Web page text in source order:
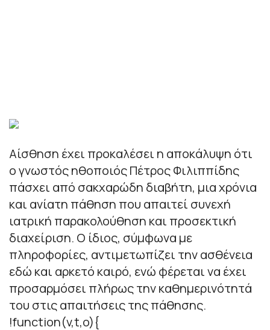
Αίσθηση έχει προκαλέσει η αποκάλυψη ότι
ο γνωστός ηθοποιός Πέτρος Φιλιππίδης
πάσχει από σακχαρώδη διαβήτη, μια χρόνια
και ανίατη πάθηση που απαιτεί συνεχή
ιατρική παρακολούθηση και προσεκτική
διαχείριση. Ο ίδιος, σύμφωνα με
πληροφορίες, αντιμετωπίζει την ασθένεια
εδώ και αρκετό καιρό, ενώ φέρεται να έχει
προσαρμόσει πλήρως την καθημερινότητά
του στις απαιτήσεις της πάθησης.
!function(v,t,o){